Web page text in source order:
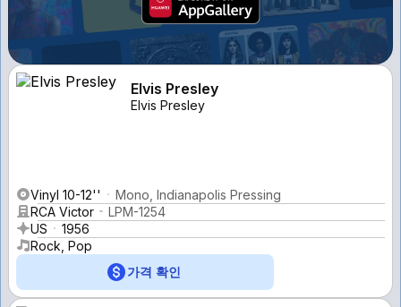
Elvis Presley
Elvis Presley
Vinyl 10-12''
Mono, Indianapolis Pressing
RCA Victor
LPM-1254
US
1956
Rock, Pop
가격 확인